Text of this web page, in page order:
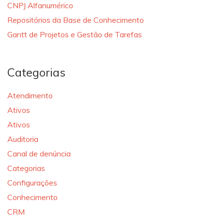
CNPJ Alfanumérico
Repositórios da Base de Conhecimento
Gantt de Projetos e Gestão de Tarefas
Categorias
Atendimento
Ativos
Ativos
Auditoria
Canal de denúncia
Categorias
Configurações
Conhecimento
CRM